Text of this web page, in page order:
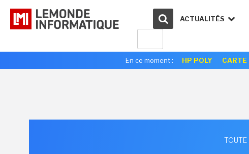
ACTUALITÉS
En ce moment : HP POLY CARTE
TOUTE